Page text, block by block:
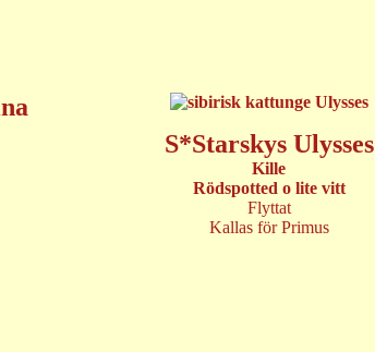
S*Starskys Ulysses
Kille
Rödspotted o lite vitt
Flyttat
Kallas för Primus